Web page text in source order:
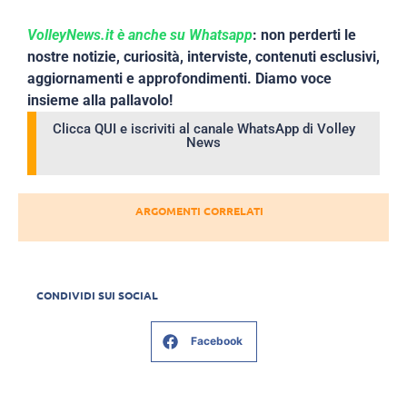
VolleyNews.it è anche su Whatsapp: non perderti le
nostre notizie, curiosità, interviste, contenuti esclusivi,
aggiornamenti e approfondimenti. Diamo voce
insieme alla pallavolo!
Clicca QUI e iscriviti al canale WhatsApp di Volley
News
ARGOMENTI CORRELATI
CONDIVIDI SUI SOCIAL
Facebook